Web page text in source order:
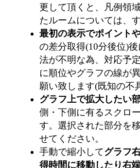
更して頂くと、凡例領
たルームについては、
最初の表示でポイント
の差分取得(10分後位)
法が不明な為、対応予
に順位やグラフの線が
願い致します(既知の不
グラフ上で拡大したい
側・下側に有るスクロ
す。選択された部分を
せてください。
手動で縮小してグラフ
得時間に移動したり右